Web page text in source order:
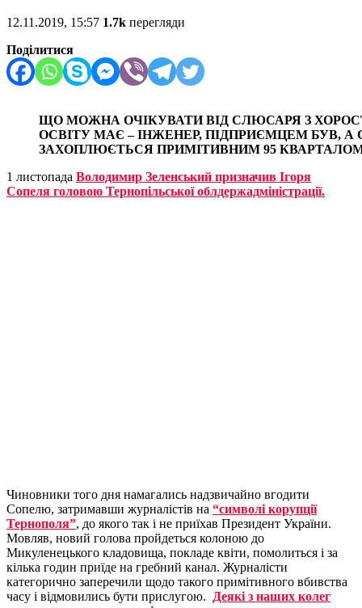
12.11.2019, 15:57 1.7k перегляди
Поділитися
ЩО МОЖНА ОЧІКУВАТИ ВІД СЛЮСАРЯ З
ОСВІТУ МАЄ – ІНЖЕНЕР, ПІДПРИЄМЦЕМ БУВ,
ЗАХОПЛЮЄТЬСЯ ПРИМІТИВНИМ 95
1 листопада Володимир Зеленський призначив Ігоря
Сопеля головою Тернопільської облдержадміністрації.
Чиновники того дня намагались надзвичайно вгодити
Сопелю, затримавши журналістів на “символі корупції
Тернополя”, до якого так і не приїхав Президент України.
Мовляв, новий голова пройдеться колоною до
Микуленецького кладовища, покладе квіти, помолиться і за
кілька годин приїде на гребний канал. Журналісти
категорично заперечили щодо такого примітивного вбивства
часу і відмовились бути прислугою.
Деякі з наших колег